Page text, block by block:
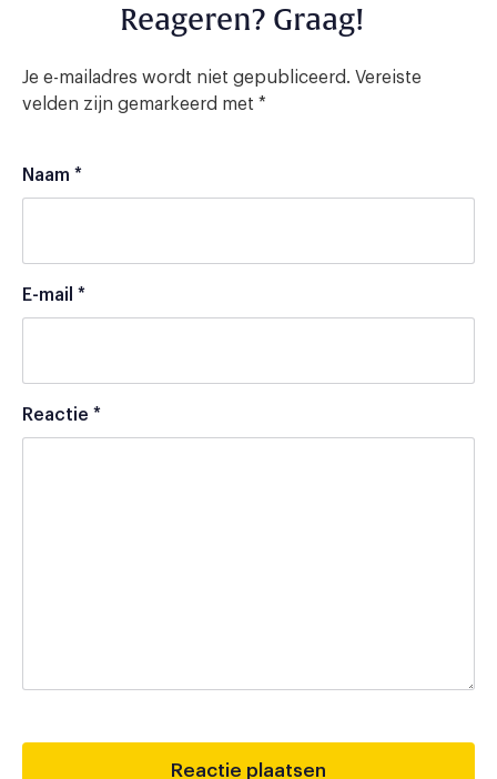
Reageren? Graag!
Je e-mailadres wordt niet gepubliceerd. Vereiste
velden zijn gemarkeerd met *
Naam *
E-mail *
Reactie *